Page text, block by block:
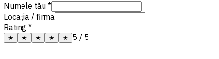
Numele tău *
Locația / firma
Rating *
★ ★ ★ ★ ★ 5 / 5